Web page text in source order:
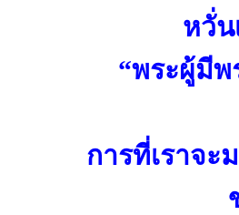
หวั่น
“พระผู้มีพ
การที่เราจะ